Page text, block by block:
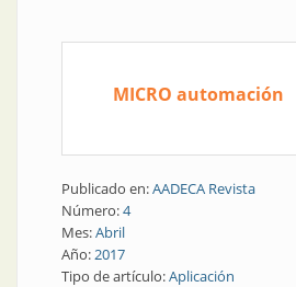
MICRO automación
Publicado en:AADECA Revista
Número:4
Mes:Abril
Año:2017
Tipo de artículo:Aplicación